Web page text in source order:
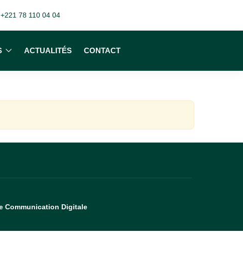
78 110 04 04
ACTUALITÉS CONTACT
Communication Digitale